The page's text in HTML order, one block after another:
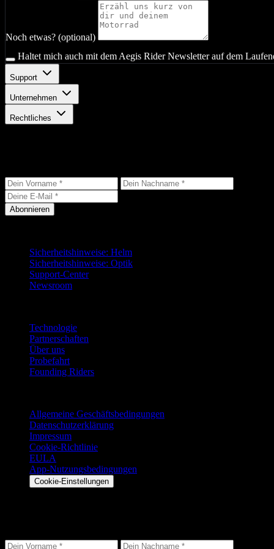
Noch etwas? (optional)
Haltet mich auch mit dem Aegis Rider Newsletter auf dem
Support
Unternehmen
Rechtliches
Abonnieren
Sicherheitshinweise: Helm
Sicherheitshinweise: Optik
Support-Center
Newsroom
Technologie
Partnerschaften
Über uns
Probefahrt
Founding Riders
Allgemeine Geschäftsbedingungen
Datenschutzerklärung
Impressum
Cookie-Richtlinie
EULA
App-Nutzungsbedingungen
Cookie-Einstellungen